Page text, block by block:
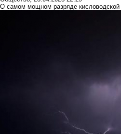
О самом мощном разряде